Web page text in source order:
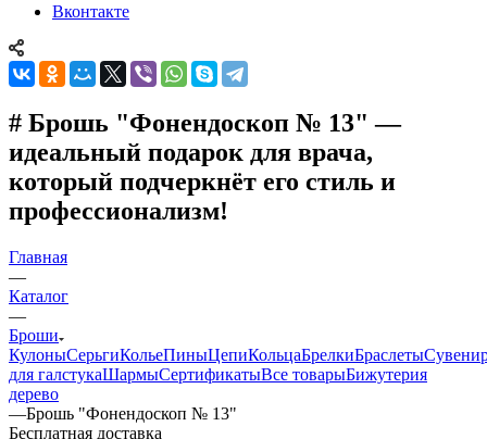
Вконтакте
# Брошь "Фонендоскоп № 13" —
идеальный подарок для врача,
который подчеркнёт его стиль и
профессионализм!
Главная
—
Каталог
—
Броши
КулоныСерьгиКольеПиныЦепиКольцаБрелкиБраслеты
для галстукаШармыСертификатыВсе товарыБижутерия
дерево
—Брошь "Фонендоскоп № 13"
Бесплатная доставка